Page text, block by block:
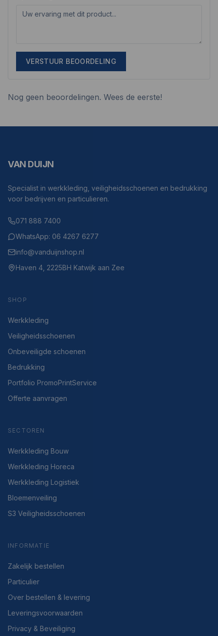
VERSTUUR BEOORDELING
Nog geen beoordelingen. Wees de eerste!
VAN DUIJN
Specialist in werkkleding, veiligheidsschoenen en bedrukking
voor bedrijven en particulieren.
071 888 7400
WhatsApp: 06 4267 6277
info@vanduijnshop.nl
Haven 4, 2225BH Katwijk aan Zee
SHOP
Werkkleding
Veiligheidsschoenen
Onbeveiligde schoenen
Bedrukking
Portfolio PromoPrintService
Offerte aanvragen
SECTOREN
Werkkleding Bouw
Werkkleding Horeca
Werkkleding Logistiek
Bloemenveiling
S3 Veiligheidsschoenen
INFORMATIE
Zakelijk bestellen
Particulier
Over bestellen & levering
Leveringsvoorwaarden
Privacy & Beveiliging